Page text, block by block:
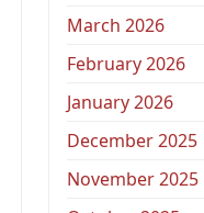
March 2026
February 2026
January 2026
December 2025
November 2025